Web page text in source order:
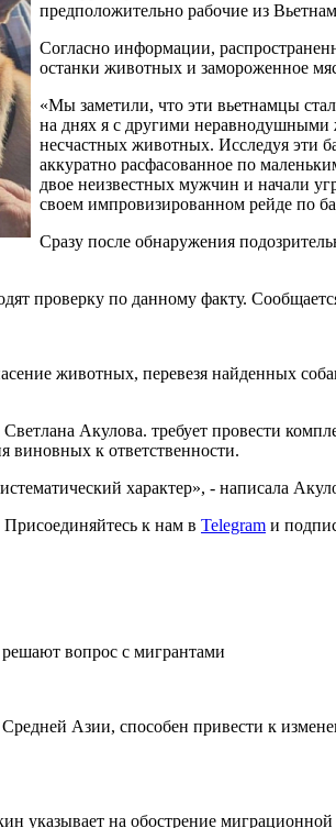
предположительно рабочие из
Согласно информации,
останки животных и замороженное
«Мы заметили, что эти вьетнамцы
на днях я с другими
несчастных животных. Исследуя эти
аккуратно расфасованное по
двое неизвестных мужчин и начали
своем импровизированном рейде по
Сразу после обнаружения
проверку по данному факту.
животных, перевезя найденных
Акулова. требует провести
виновных к ответственности.
характер», - написала
к нам в Telegram и
вопрос с мигрантами
Азии, способен привести к
указывает на обострение